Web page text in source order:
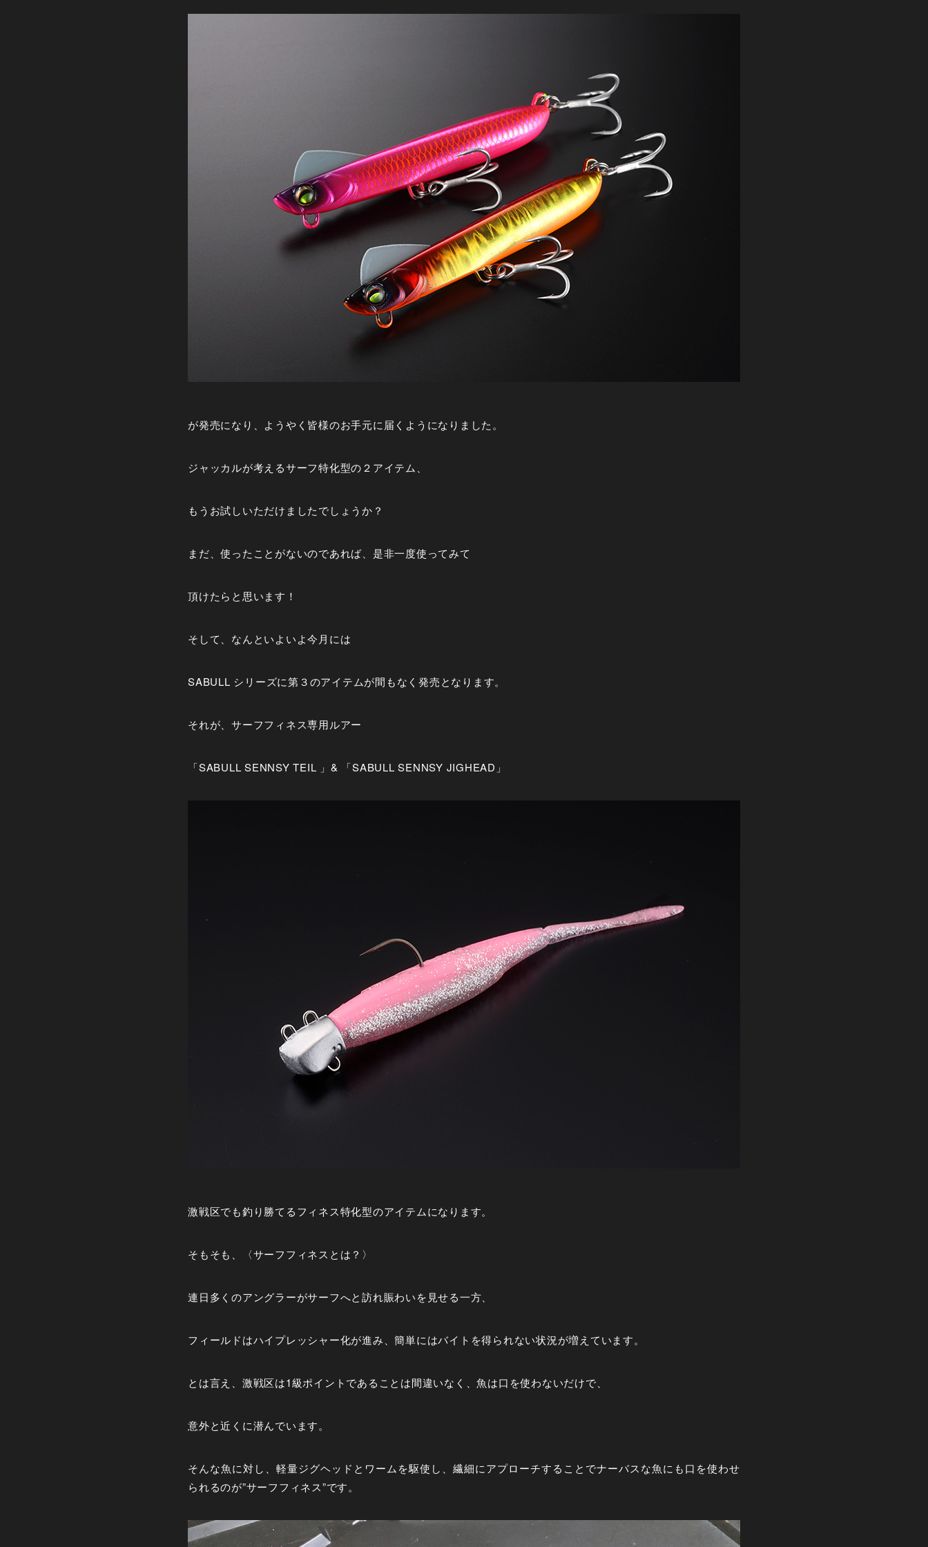
が発売になり、ようやく皆様のお手元に届くようになりました。
ジャッカルが考えるサーフ特化型の２アイテム、
もうお試しいただけましたでしょうか？
まだ、使ったことがないのであれば、是非一度使ってみて
頂けたらと思います！
そして、なんといよいよ今月には
SABULL シリーズに第３のアイテムが間もなく発売となります。
それが、サーフフィネス専用ルアー
「SABULL SENNSY TEIL 」& 「SABULL SENNSY JIGHEAD」
激戦区でも釣り勝てるフィネス特化型のアイテムになります。
そもそも、〈サーフフィネスとは？〉
連日多くのアングラーがサーフへと訪れ賑わいを見せる一方、
フィールドはハイプレッシャー化が進み、簡単にはバイトを得られない状況が増えています。
とは言え、激戦区は1級ポイントであることは間違いなく、魚は口を使わないだけで、
意外と近くに潜んでいます。
そんな魚に対し、軽量ジグヘッドとワームを駆使し、繊細にアプローチすることでナーバスな魚にも口を使わせ
られるのが”サーフフィネス”です。